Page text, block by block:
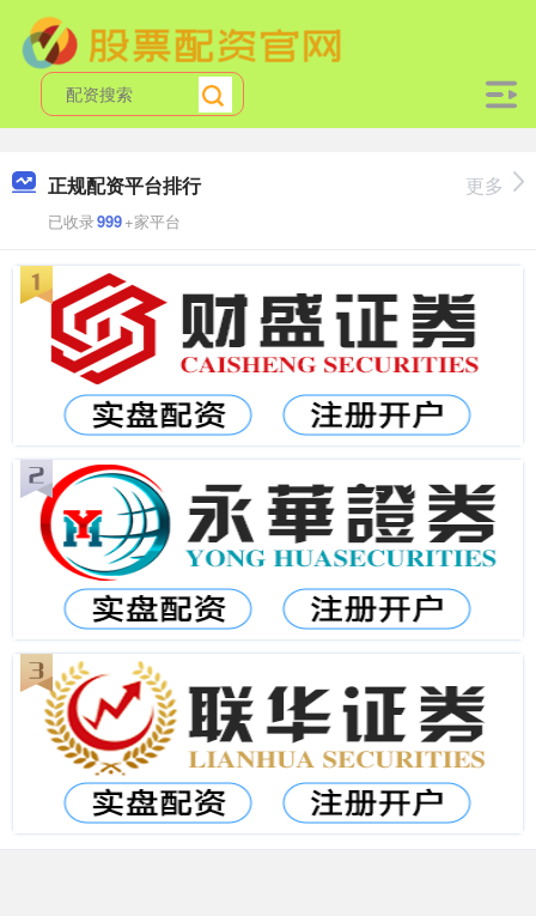
正规配资平台排行
已收录999+家平台
更多